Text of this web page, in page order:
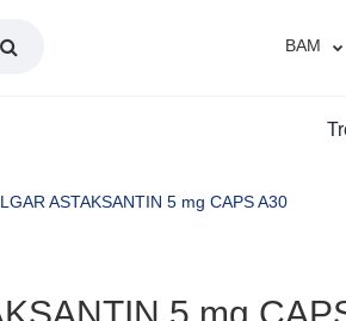
BAM
ASTAKSANTIN 5 mg CAPS A30